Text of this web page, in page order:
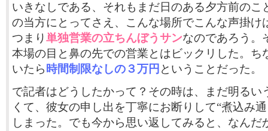
いきなしである、それもまだ日のある夕方前のこ
の当方にとってさえ、こんな場所でこんな声掛け
つまり単独営業の立ちんぼうサンなのであろう。
本場の目と鼻の先での営業とはビックリした。ち
いたら 時間制限なしの３万円 ということだった。
で記者はどうしたかって？その時は、まだ明るい
くて、彼女の申し出を丁寧にお断りして“煮込み
しまった。でも今から思い返してみると、なんだ